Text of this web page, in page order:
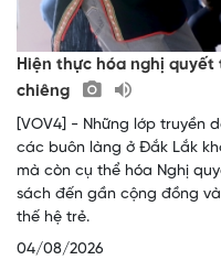
Hiện thực hóa nghị
chiêng
[VOV4] - Những lớp truyền
các buôn làng ở Đắk Lắk
mà còn cụ thể hóa Nghị
sách đến gần cộng đồng
thế hệ trẻ.
04/08/2026